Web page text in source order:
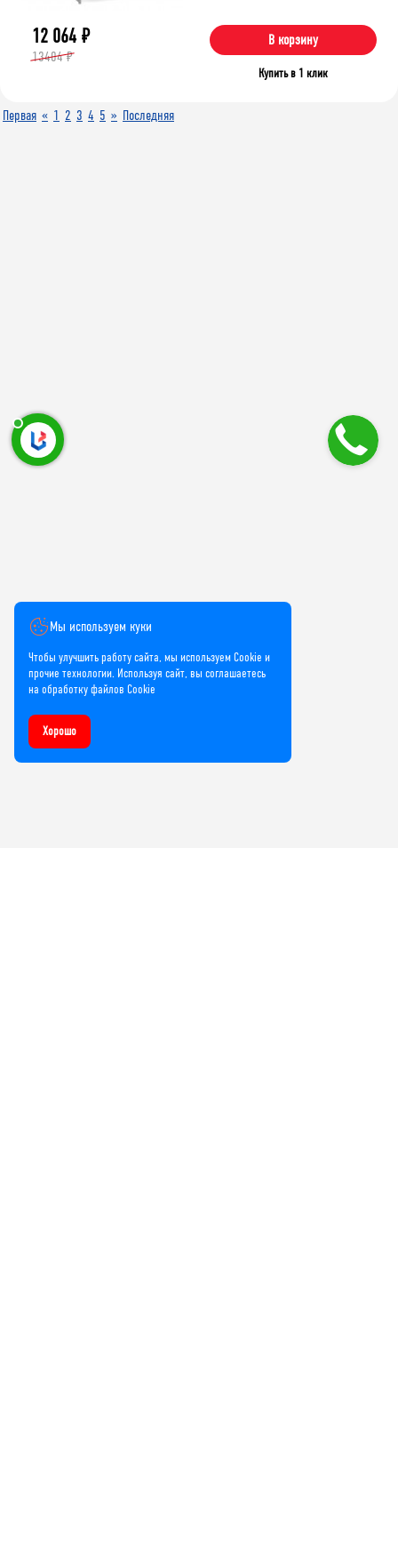
12 064 ₽
13404 ₽
В корзину
Купить в 1 клик
Первая « 1 2 3 4 5 » Последняя
Мы используем куки
Чтобы улучшить работу сайта, мы используем Cookie и
прочие технологии. Используя сайт, вы соглашаетесь
на обработку файлов Cookie
Хорошо